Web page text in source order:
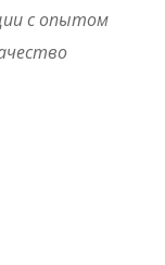
с опытом